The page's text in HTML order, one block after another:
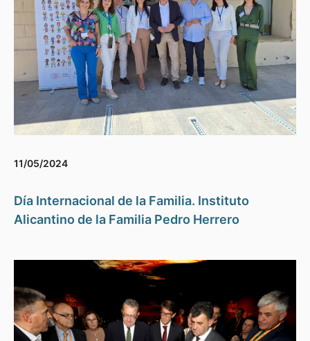
11/05/2024
Día Internacional de la Familia. Instituto
Alicantino de la Familia Pedro Herrero